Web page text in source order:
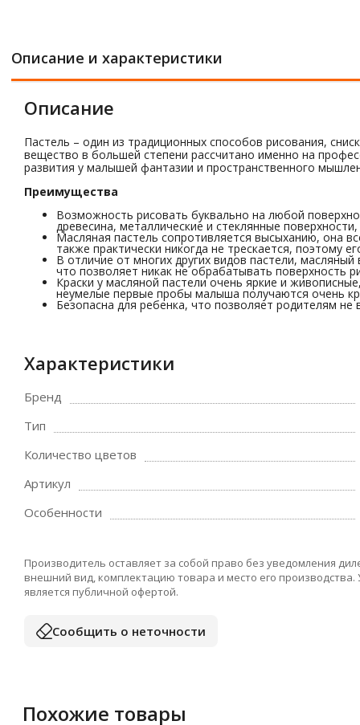
Описание и характеристики
Описание
Пастель – один из традиционных способов рисования,
вещество в большей степени рассчитано именно на
развития у малышей фантазии и пространственного
Преимущества
Возможность рисовать буквально на любой
древесина, металлические и стеклянные
Масляная пастель сопротивляется высыханию, она
также практически никогда не трескается, поэтому
В отличие от многих других видов пастели,
что позволяет никак не обрабатывать поверхность
Краски у масляной пастели очень яркие и
неумелые первые пробы малыша получаются очень
Безопасна для ребенка, что позволяет родителям
Характеристики
Бренд
Тип
Количество цветов
Артикул
Особенности
Производитель оставляет за собой право без уведомления
внешний вид, комплектацию товара и место его
является публичной офертой.
Сообщить о неточности
Похожие товары